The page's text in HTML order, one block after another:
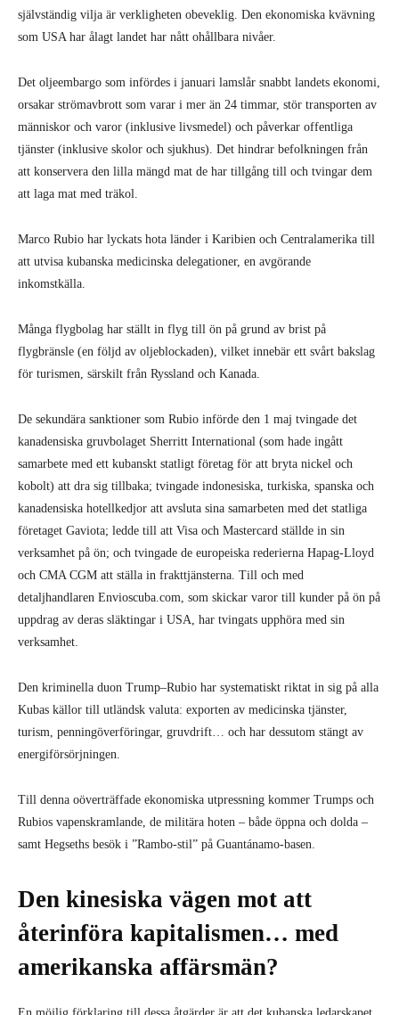
självständig vilja är verkligheten obeveklig. Den ekonomiska kvävning
som USA har ålagt landet har nått ohållbara nivåer.
Det oljeembargo som infördes i januari lamslår snabbt landets ekonomi,
orsakar strömavbrott som varar i mer än 24 timmar, stör transporten av
människor och varor (inklusive livsmedel) och påverkar offentliga
tjänster (inklusive skolor och sjukhus). Det hindrar befolkningen från
att konservera den lilla mängd mat de har tillgång till och tvingar dem
att laga mat med träkol.
Marco Rubio har lyckats hota länder i Karibien och Centralamerika till
att utvisa kubanska medicinska delegationer, en avgörande
inkomstkälla.
Många flygbolag har ställt in flyg till ön på grund av brist på
flygbränsle (en följd av oljeblockaden), vilket innebär ett svårt bakslag
för turismen, särskilt från Ryssland och Kanada.
De sekundära sanktioner som Rubio införde den 1 maj tvingade det
kanadensiska gruvbolaget Sherritt International (som hade ingått
samarbete med ett kubanskt statligt företag för att bryta nickel och
kobolt) att dra sig tillbaka; tvingade indonesiska, turkiska, spanska och
kanadensiska hotellkedjor att avsluta sina samarbeten med det statliga
företaget Gaviota; ledde till att Visa och Mastercard ställde in sin
verksamhet på ön; och tvingade de europeiska rederierna Hapag-Lloyd
och CMA CGM att ställa in frakttjänsterna. Till och med
detaljhandlaren Envioscuba.com, som skickar varor till kunder på ön på
uppdrag av deras släktingar i USA, har tvingats upphöra med sin
verksamhet.
Den kriminella duon Trump–Rubio har systematiskt riktat in sig på alla
Kubas källor till utländsk valuta: exporten av medicinska tjänster,
turism, penningöverföringar, gruvdrift… och har dessutom stängt av
energiförsörjningen.
Till denna oöverträffade ekonomiska utpressning kommer Trumps och
Rubios vapenskramlande, de militära hoten – både öppna och dolda –
samt Hegseths besök i ”Rambo-stil” på Guantánamo-basen.
Den kinesiska vägen mot att
återinföra kapitalismen… med
amerikanska affärsmän?